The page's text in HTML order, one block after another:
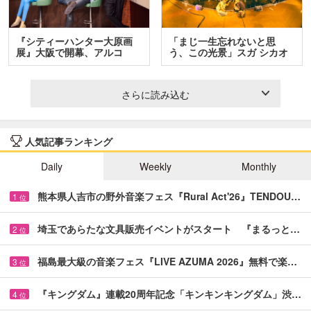
『シティーハンター大原画
展』大阪で開幕、アルコ
＆…
「まじ一生忘れないと思
う、この光景」スガ シカオ
と…
さらに読み込む
人気記事ランキング
Daily
Weekly Monthly
1 位 熊本県人吉市の野外音楽フェス『Rural Act'26』TENDOU…
2 位 埼玉であらたな文具販売イベントがスタート 『まるっと…
3 位 福島最大級の音楽フェス『LIVE AZUMA 2026』無料で楽…
4 位 『キングダム』連載20周年記念「キンキンキングダム」渋…